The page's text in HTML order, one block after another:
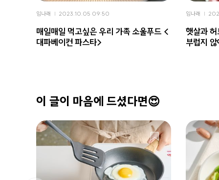
임나래 2023.10.05 09:50
매일매일 먹고싶은 우리 가족 소울푸드 <
대파베이컨 파스타>
임나래
햇살과
부럽지
이 글이 마음에 드셨다면😍